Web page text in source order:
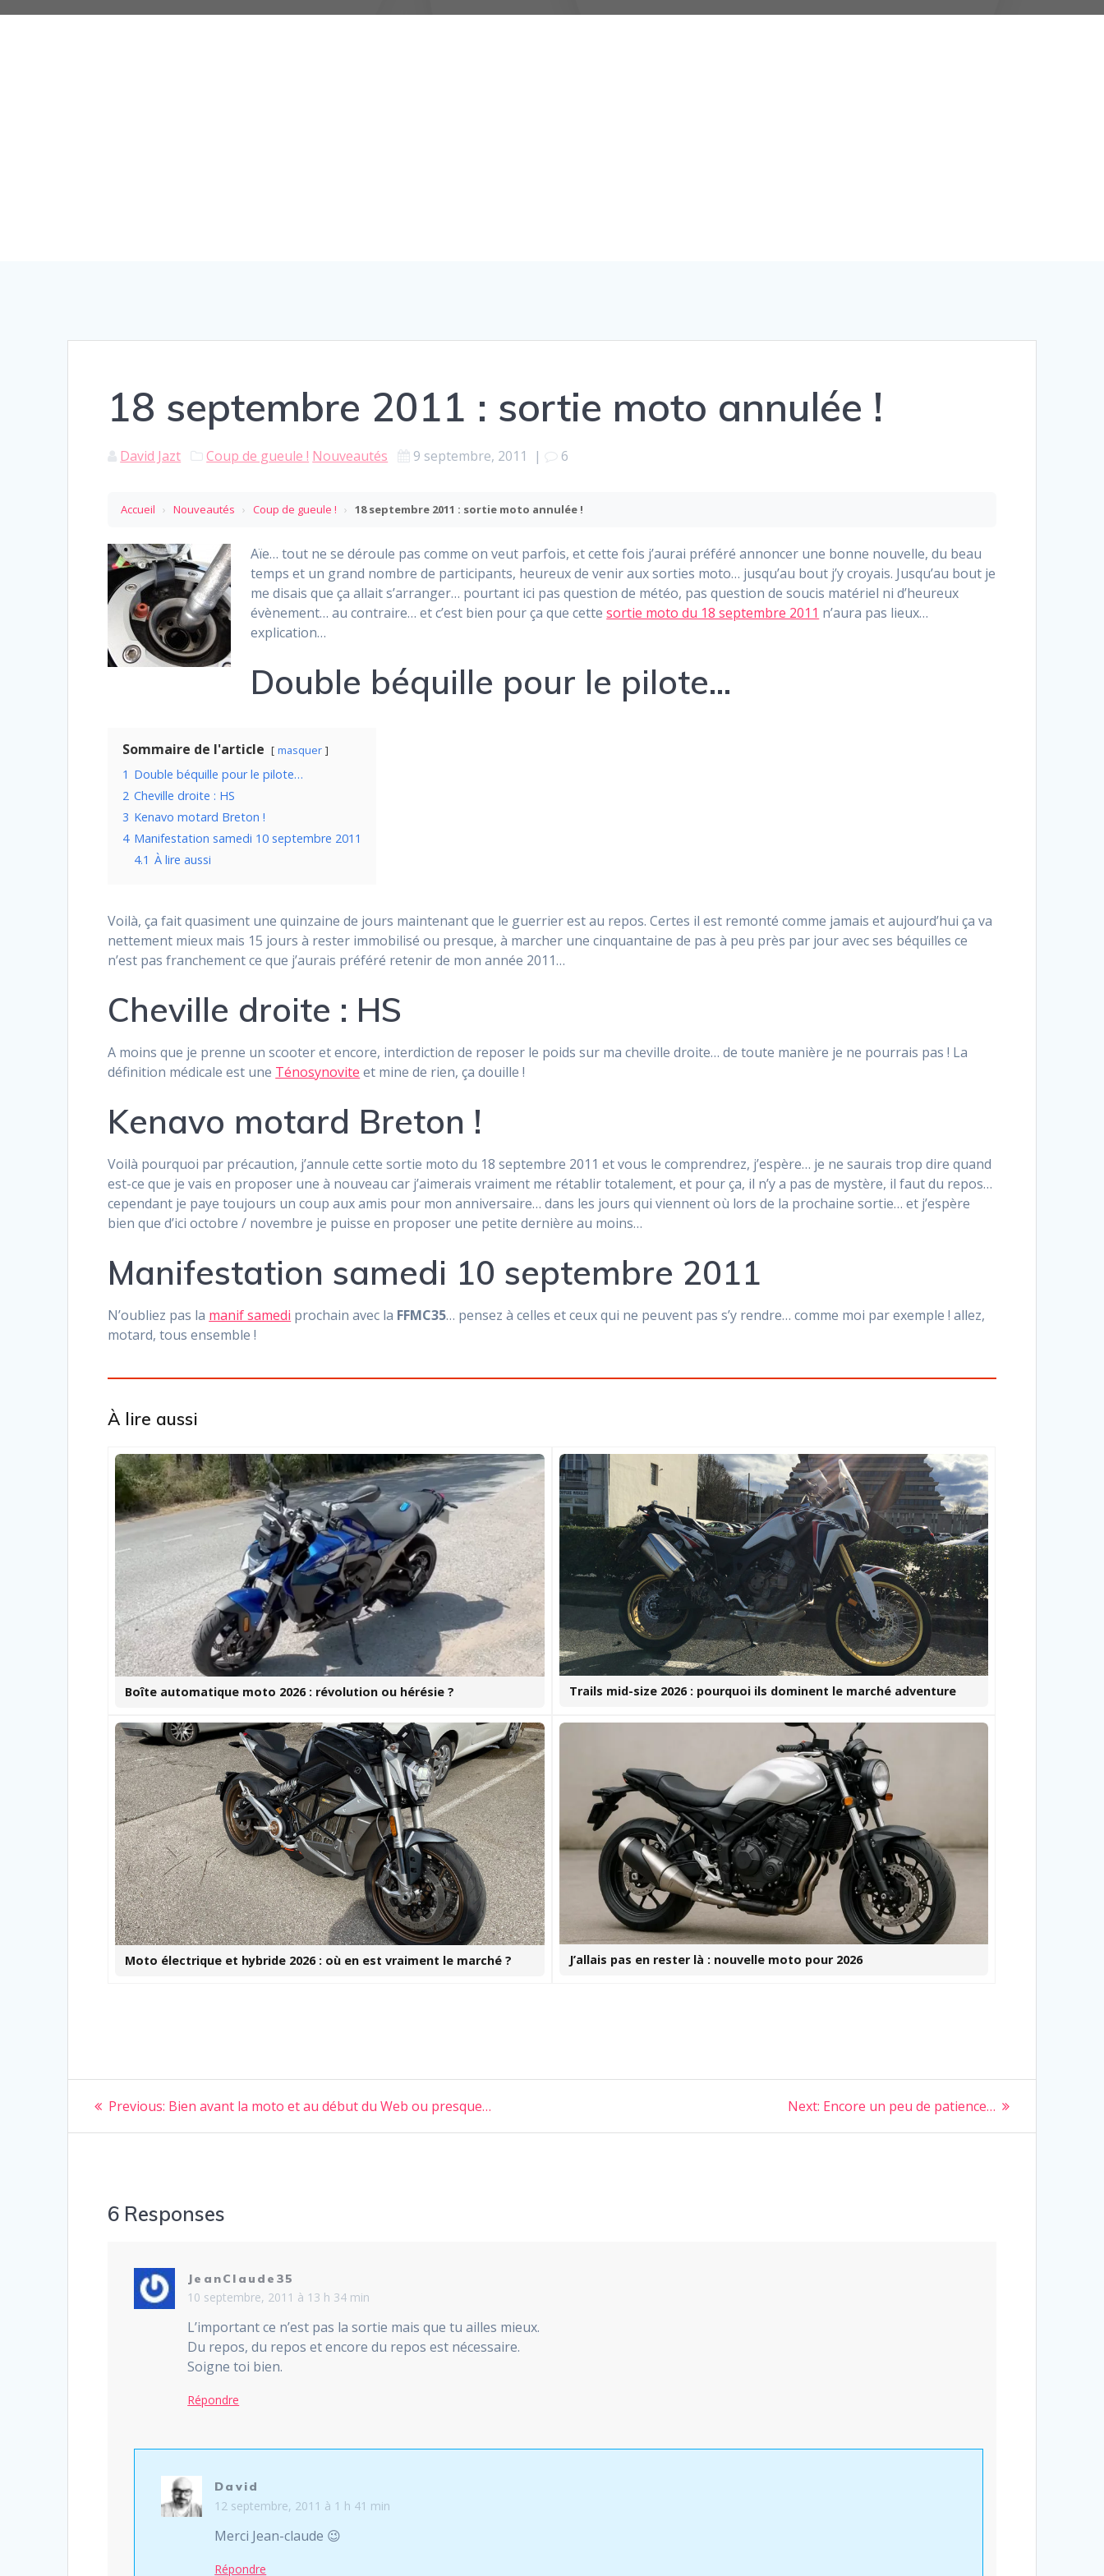
18 septembre 2011 : sortie moto annulée !
David Jazt Coup de gueule ! Nouveautés 9 septembre, 2011 | 6
Accueil › Nouveautés › Coup de gueule ! › 18 septembre 2011 : sortie moto annulée !
Aïe… tout ne se déroule pas comme on veut parfois, et cette fois j’aurai préféré annoncer une bonne nouvelle, du beau
temps et un grand nombre de participants, heureux de venir aux sorties moto… jusqu’au bout j’y croyais. Jusqu’au bout je
me disais que ça allait s’arranger… pourtant ici pas question de météo, pas question de soucis matériel ni d’heureux
évènement… au contraire… et c’est bien pour ça que cettesortie moto du 18 septembre 2011 n’aura pas lieux…
explication…
Double béquille pour le pilote…
Sommaire de l'article masquer
1 Double béquille pour le pilote…
2 Cheville droite : HS
3 Kenavo motard Breton !
4 Manifestation samedi 10 septembre 2011
4.1 À lire aussi
Voilà, ça fait quasiment une quinzaine de jours maintenant que le guerrier est au repos. Certes il est remonté comme jamais et aujourd’hui ça va
nettement mieux mais 15 jours à rester immobilisé ou presque, à marcher une cinquantaine de pas à peu près par jour avec ses béquilles ce
n’est pas franchement ce que j’aurais préféré retenir de mon année 2011…
Cheville droite : HS
A moins que je prenne un scooter et encore, interdiction de reposer le poids sur ma cheville droite… de toute manière je ne pourrais pas ! La
définition médicale est une Ténosynovite et mine de rien, ça douille !
Kenavo motard Breton !
Voilà pourquoi par précaution, j’annule cette sortie moto du 18 septembre 2011 et vous le comprendrez, j’espère… je ne saurais trop dire quand
est-ce que je vais en proposer une à nouveau car j’aimerais vraiment me rétablir totalement, et pour ça, il n’y a pas de mystère, il faut du repos…
cependant je paye toujours un coup aux amis pour mon anniversaire… dans les jours qui viennent où lors de la prochaine sortie… et j’espère
bien que d’ici octobre / novembre je puisse en proposer une petite dernière au moins…
Manifestation samedi 10 septembre 2011
N’oubliez pas la manif samedi prochain avec la FFMC35… pensez à celles et ceux qui ne peuvent pas s’y rendre… comme moi par exemple ! allez,
motard, tous ensemble !
À lire aussi
Boîte automatique moto 2026 : révolution ou hérésie ? Trails mid-size 2026 : pourquoi ils dominent le marché adventure
Moto électrique et hybride 2026 : où en est vraiment le marché ? J’allais pas en rester là : nouvelle moto pour 2026
Navigation
de
Previous: Previous
Bien avant la moto et au début du Web ou presque… Next: Next
Encore un peu de patience…
6 Responses
JeanClaude35
10 septembre, 2011 à 13 h 34 min
L’important ce n’est pas la sortie mais que tu ailles mieux.
Du repos, du repos et encore du repos est nécessaire.
Soigne toi bien.
Répondre
David
12 septembre, 2011 à 1 h 41 min
Merci Jean-claude 😉
Répondre